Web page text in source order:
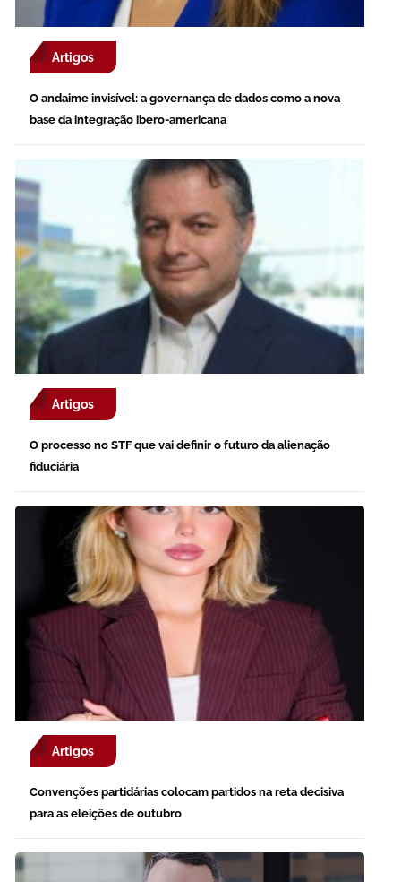
Artigos
O andaime invisível: a governança de dados como a nova
base da integração ibero-americana
Artigos
O processo no STF que vai definir o futuro da alienação
fiduciária
Artigos
Convenções partidárias colocam partidos na reta decisiva
para as eleições de outubro